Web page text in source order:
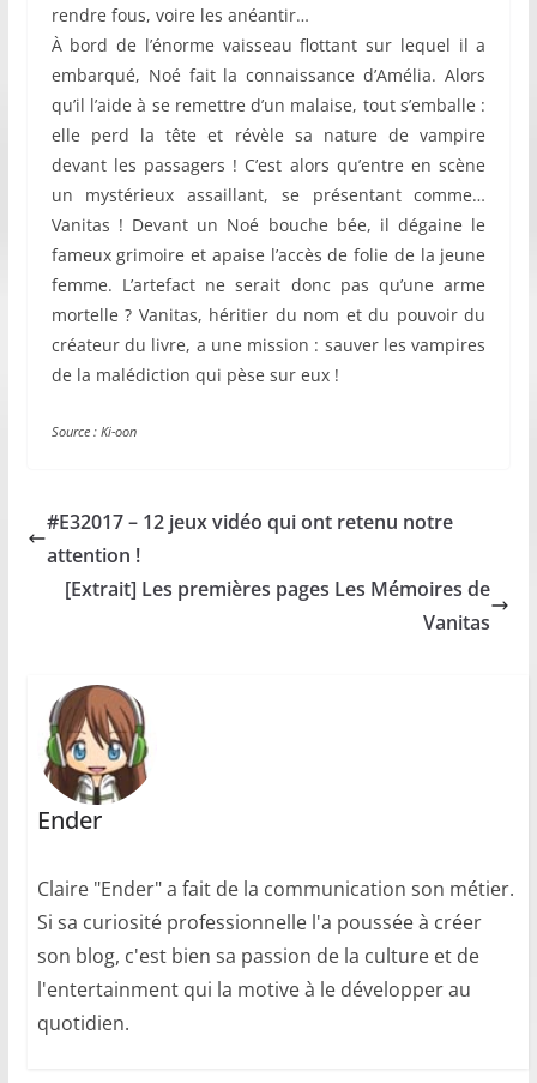
rendre fous, voire les anéantir…
À bord de l’énorme vaisseau flottant sur lequel il a
embarqué, Noé fait la connaissance d’Amélia. Alors
qu’il l’aide à se remettre d’un malaise, tout s’emballe :
elle perd la tête et révèle sa nature de vampire
devant les passagers ! C’est alors qu’entre en scène
un mystérieux assaillant, se présentant comme…
Vanitas ! Devant un Noé bouche bée, il dégaine le
fameux grimoire et apaise l’accès de folie de la jeune
femme. L’artefact ne serait donc pas qu’une arme
mortelle ? Vanitas, héritier du nom et du pouvoir du
créateur du livre, a une mission : sauver les vampires
de la malédiction qui pèse sur eux !
Source : Ki-oon
#E32017 – 12 jeux vidéo qui ont retenu notre
attention !
[Extrait] Les premières pages Les Mémoires de
Vanitas
Ender
Claire "Ender" a fait de la communication son métier.
Si sa curiosité professionnelle l'a poussée à créer
son blog, c'est bien sa passion de la culture et de
l'entertainment qui la motive à le développer au
quotidien.